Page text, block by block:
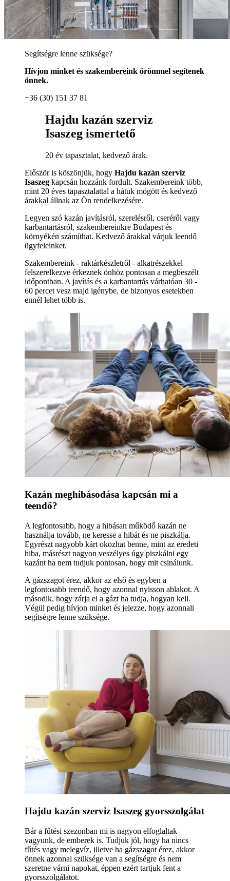
Segítségre lenne szüksége?
Hívjon minket és szakembereink örömmel segítenek
önnek.
+36 (30) 151 37 81
Hajdu kazán szerviz
Isaszeg ismertető
20 év tapasztalat, kedvező árak.
Először is köszönjük, hogy Hajdu kazán szerviz
Isaszeg kapcsán hozzánk fordult. Szakembereink több,
mint 20 éves tapasztalattal a hátuk mögött és kedvező
árakkal állnak az Ön rendelkezésére.
Legyen szó kazán javításról, szerelésről, cseréről vagy
karbantartásról, szakembereinkre Budapest és
környékén számíthat. Kedvező árakkal várjuk leendő
ügyfeleinket.
Szakembereink - raktárkészletről - alkatrészekkel
felszerelkezve érkeznek önhöz pontosan a megbeszélt
időpontban. A javítás és a karbantartás várhatóan 30 -
60 percet vesz majd igénybe, de bizonyos esetekben
ennél lehet több is.
Kazán meghibásodása kapcsán mi a
teendő?
A legfontosabb, hogy a hibásan működő kazán ne
használja tovább, ne keresse a hibát és ne piszkálja.
Egyrészt nagyobb kárt okozhat benne, mint az eredeti
hiba, másrészt nagyon veszélyes úgy piszkálni egy
kazánt ha nem tudjuk pontosan, hogy mit csinálunk.
A gázszagot érez, akkor az első és egyben a
legfontosabb teendő, hogy azonnal nyisson ablakot. A
második, hogy zárja el a gázt ha tudja, hogyan kell.
Végül pedig hívjon minket és jelezze, hogy azonnali
segítségre lenne szüksége.
Hajdu kazán szerviz Isaszeg gyorsszolgálat
Bár a fűtési szezonban mi is nagyon elfoglaltak
vagyunk, de emberek is. Tudjuk jól, hogy ha nincs
fűtés vagy melegvíz, illetve ha gázszagot érez, akkor
önnek azonnal szüksége van a segítségre és nem
szeretne várni napokat, éppen ezért tartjuk fent a
gyorsszolgálatot.